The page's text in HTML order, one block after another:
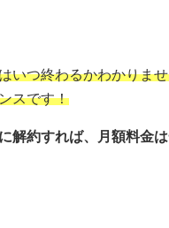
いつ終わるかわかりま
スです！
解約すれば、月額料金